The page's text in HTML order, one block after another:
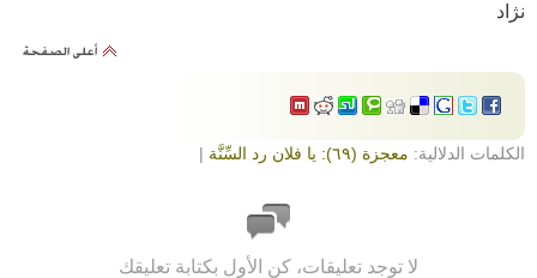
نژاد
الكلمات الدلالية: معجزة (٦٩): يا فلان رد السِّنَّة |
لا توجد تعليقات، كن الأول بكتابة تعليقك